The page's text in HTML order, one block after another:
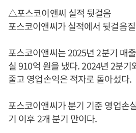
△포스코이앤씨 실적 뒷걸음
포스코이앤씨가 실적에서 뒷걸음
포스코이앤씨는 2025년 2분기 매
실 910억 원을 냈다. 2024년 2분
줄고 영업손익은 적자로 돌아섰다.
포스코이앤씨가 분기 기준 영업손
기 이후 2개 분기 만이다.